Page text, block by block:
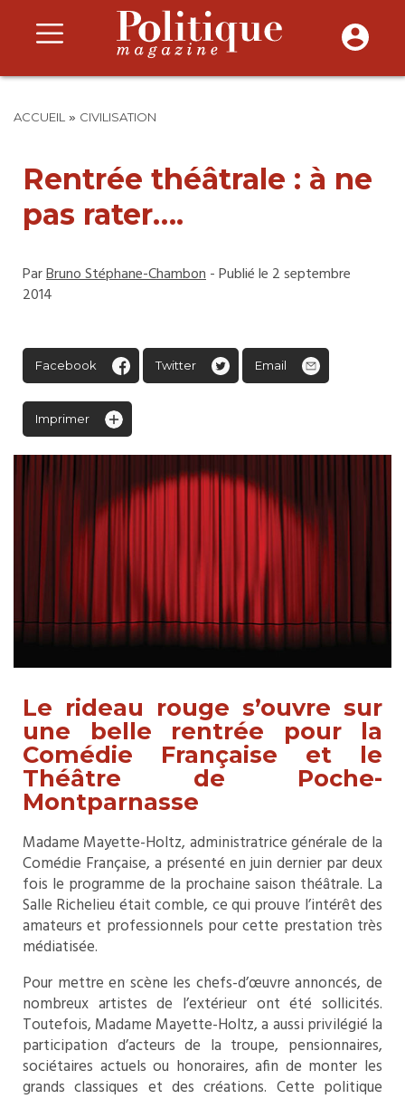
ACCUEIL » CIVILISATION
Rentrée théâtrale : à ne
pas rater….
ParBruno Stéphane-Chambon- Publié le 2 septembre
2014
Facebook Twitter Email
Imprimer
Le rideau rouge s’ouvre sur
une belle rentrée pour la
Comédie Française et le
Théâtre de Poche-
Montparnasse
Madame Mayette-Holtz, administratrice générale de la
Comédie Française, a présenté en juin dernier par deux
fois le programme de la prochaine saison théâtrale. La
Salle Richelieu était comble, ce qui prouve l’intérêt des
amateurs et professionnels pour cette prestation très
médiatisée.
Pour mettre en scène les chefs-d’œuvre annoncés, de
nombreux artistes de l’extérieur ont été sollicités.
Toutefois, Madame Mayette-Holtz, a aussi privilégié la
participation d’acteurs de la troupe, pensionnaires,
sociétaires actuels ou honoraires, afin de monter les
grands classiques et des créations. Cette politique